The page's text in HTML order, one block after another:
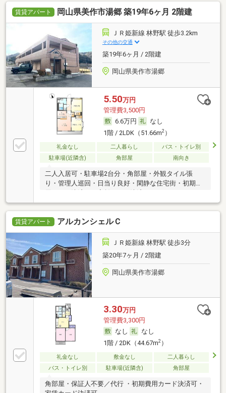
賃貸アパート 岡山県美作市湯郷 築19年6ヶ月 2階建
ＪＲ姫新線 林野駅 徒歩3.2km
その他の交通
築19年6ヶ月 / 2階建
岡山県美作市湯郷
5.50万円
管理費3,500円
6.6万円
なし
1階 / 2LDK（51.66m2）
礼金なし 二人暮らし
バス・トイレ別
駐車場(近隣含)
角部屋 南向き
二人入居可・駐車場2台分・角部屋・外観タイル張
り・管理人巡回・日当り良好・閑静な住宅街・初期費
賃貸アパート アルカンシェルＣ
ＪＲ姫新線 林野駅 徒歩3分
築20年7ヶ月 / 2階建
岡山県美作市湯郷
3.30万円
管理費3,300円
なし
なし
1階 / 2DK（44.67m2）
礼金なし 敷金なし
二人暮らし
バス・トイレ別
駐車場(近隣含) 角部屋
角部屋・保証人不要／代行 ・初期費用カード決済可・